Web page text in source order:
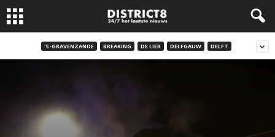
'S-GRAVENZANDE BREAKING DE LIER DELFGAUW DELFT